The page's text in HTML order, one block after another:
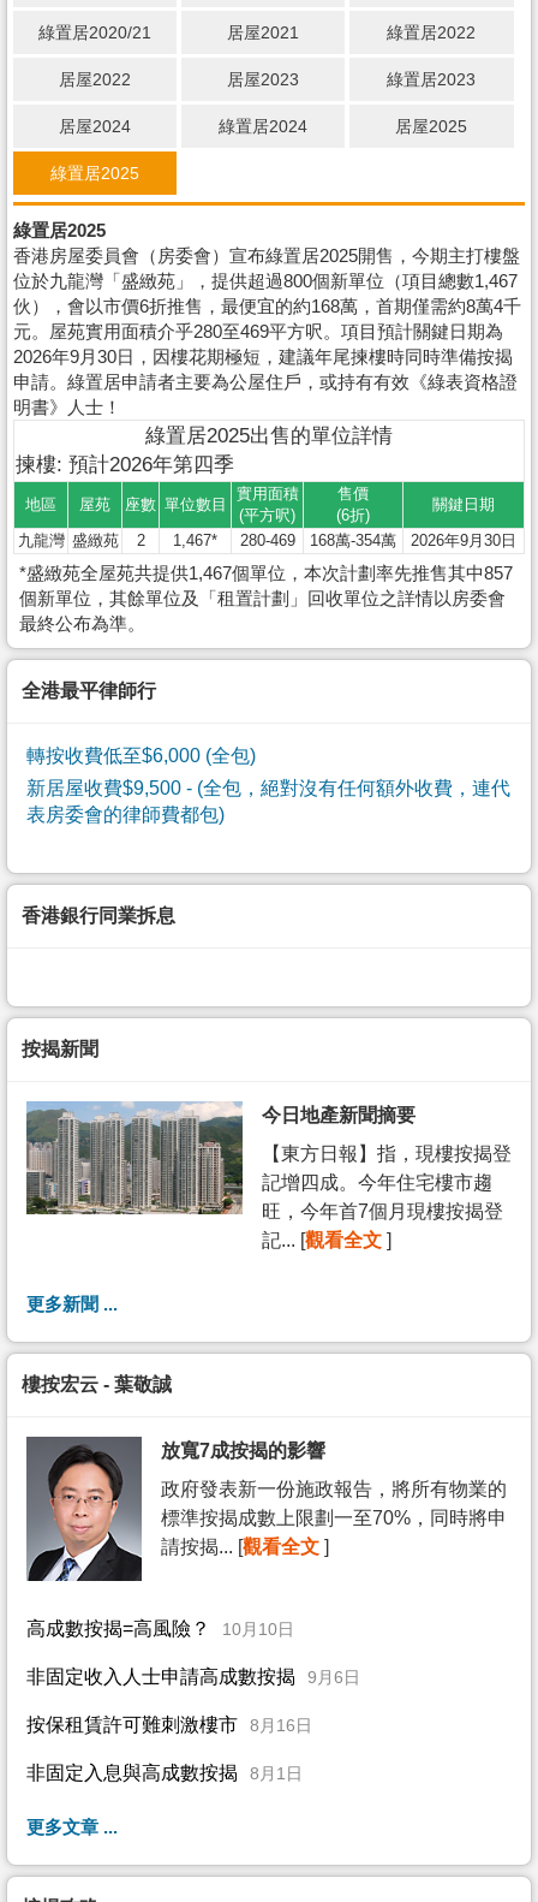
綠置居2020/21 居屋2021 綠置居2022
居屋2022 居屋2023 綠置居2023
居屋2024 綠置居2024 居屋2025
綠置居2025
綠置居2025
香港房屋委員會（房委會）宣布綠置居2025開售，今期主打樓盤
位於九龍灣「盛緻苑」，提供超過800個新單位（項目總數1,467
伙），會以市價6折推售，最便宜的約168萬，首期僅需約8萬4千
元。屋苑實用面積介乎280至469平方呎。項目預計關鍵日期為
2026年9月30日，因樓花期極短，建議年尾揀樓時同時準備按揭
申請。綠置居申請者主要為公屋住戶，或持有有效《綠表資格證
明書》人士！
綠置居2025出售的單位詳情
揀樓: 預計2026年第四季
地區 屋苑 座數 單位數目
實用面積
(平方呎)
售價
(6折)
關鍵日期
九龍灣 盛緻苑 2 1,467* 280-469 168萬-354萬 2026年9月30日
*盛緻苑全屋苑共提供1,467個單位，本次計劃率先推售其中857
個新單位，其餘單位及「租置計劃」回收單位之詳情以房委會
最終公布為準。
全港最平律師行
轉按收費低至$6,000 (全包)
新居屋收費$9,500 - (全包，絕對沒有任何額外收費，連代
表房委會的律師費都包)
香港銀行同業拆息
按揭新聞
今日地產新聞摘要
【東方日報】指，現樓按揭登
記增四成。今年住宅樓市趨
旺，今年首7個月現樓按揭登
記... [觀看全文 ]
更多新聞 ...
樓按宏云 - 葉敬誠
放寬7成按揭的影響
政府發表新一份施政報告，將所有物業的
標準按揭成數上限劃一至70%，同時將申
請按揭... [觀看全文 ]
高成數按揭=高風險？ 10月10日
非固定收入人士申請高成數按揭 9月6日
按保租賃許可難刺激樓市 8月16日
非固定入息與高成數按揭 8月1日
更多文章 ...